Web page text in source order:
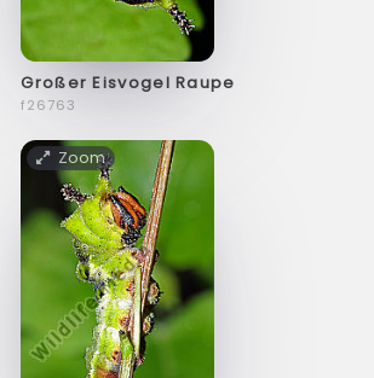
Großer Eisvogel Raupe
f26763
Zoom